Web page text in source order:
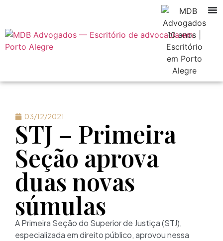
03/12/2021
STJ – Primeira
Seção aprova
duas novas
súmulas
A Primeira Seção do Superior de Justiça (STJ),
especializada em direito público, aprovou nessa